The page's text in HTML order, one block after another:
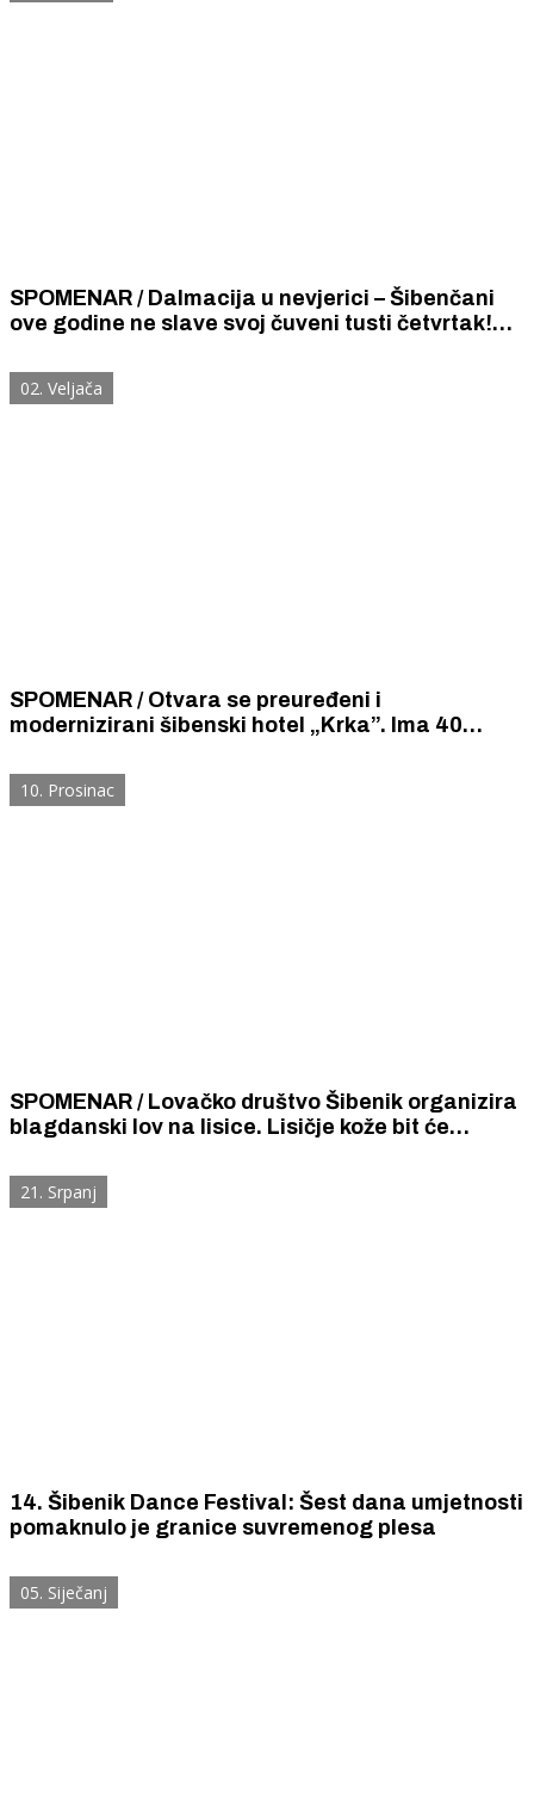
SPOMENAR / Dalmacija u nevjerici – Šibenčani
ove godine ne slave svoj čuveni tusti četvrtak!
susvita.
02. Veljača
SPOMENAR / Otvara se preuređeni i
modernizirani šibenski hotel „Krka”. Ima 40
restoran, kavanu i koncertno-plesnu dvoranu.
10. Prosinac
SPOMENAR / Lovačko društvo Šibenik organizira
blagdanski lov na lisice. Lisičje kože bit će
prosinačkim plesovima i čajankama.
21. Srpanj
14. Šibenik Dance Festival: Šest dana umjetnosti
pomaknulo je granice suvremenog plesa
05. Siječanj